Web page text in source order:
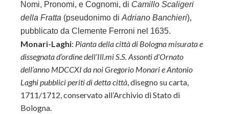
Nomi, Pronomi, e Cognomi, di Camillo Scaligeri
della Fratta (pseudonimo di Adriano Banchieri),
pubblicato da Clemente Ferroni nel 1635.
Monari-Laghi: Pianta della città di Bologna misurata e
dissegnata d’ordine dell’Ill.mi S.S. Assonti d’Ornato
dell’anno MDCCXI da noi Gregorio Monari e Antonio
Laghi pubblici periti di detta città, disegno su carta,
1711/1712, conservato all’Archivio di Stato di
Bologna.